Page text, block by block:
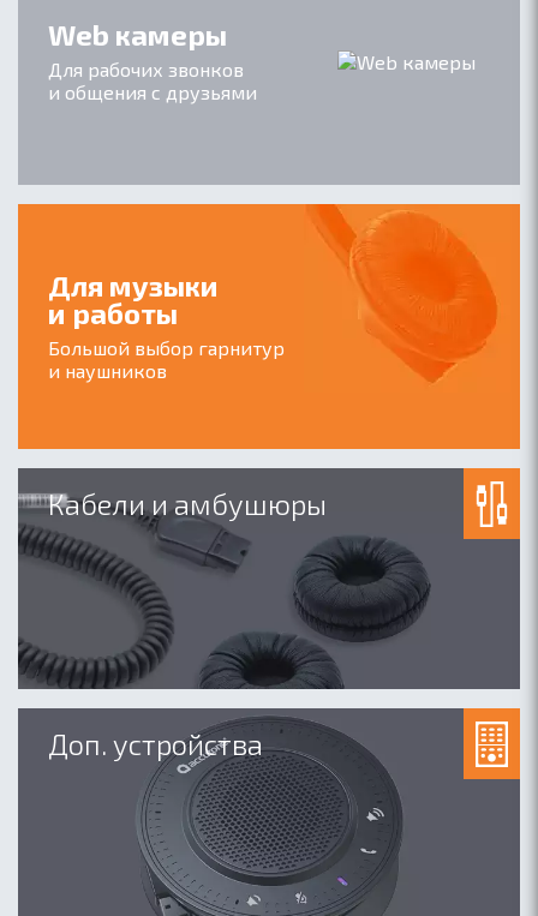
Web камеры
Для рабочих звонков
и общения с друзьями
Для музыки
и работы
Большой выбор гарнитур
и наушников
Кабели и амбушюры
Доп. устройства